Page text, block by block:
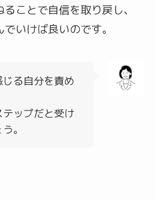
ことで自信を取り戻し、
いけば良いのです。
じる自分を責め
ップだと受け
。